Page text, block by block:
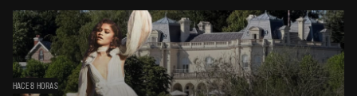
HACE 8 HORAS